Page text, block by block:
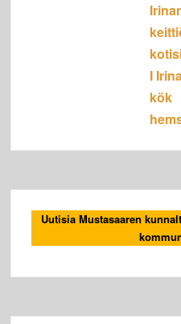
I
kök
Uutisia Mustasaaren